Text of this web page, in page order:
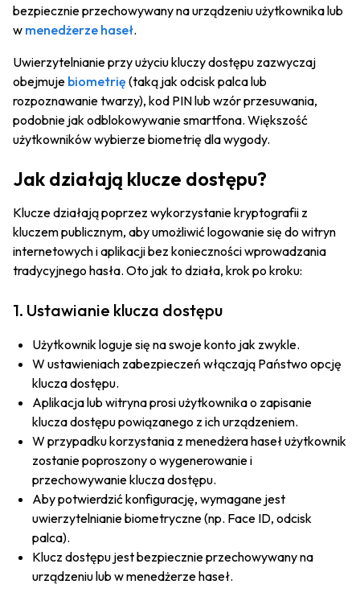
bezpiecznie przechowywany na urządzeniu użytkownika lub
w menedżerze haseł.
Uwierzytelnianie przy użyciu kluczy dostępu zazwyczaj
obejmuje biometrię (taką jak odcisk palca lub
rozpoznawanie twarzy), kod PIN lub wzór przesuwania,
podobnie jak odblokowywanie smartfona. Większość
użytkowników wybierze biometrię dla wygody.
Jak działają klucze dostępu?
Klucze działają poprzez wykorzystanie kryptografii z
kluczem publicznym, aby umożliwić logowanie się do witryn
internetowych i aplikacji bez konieczności wprowadzania
tradycyjnego hasła. Oto jak to działa, krok po kroku:
1. Ustawianie klucza dostępu
Użytkownik loguje się na swoje konto jak zwykle.
W ustawieniach zabezpieczeń włączają Państwo opcję
klucza dostępu.
Aplikacja lub witryna prosi użytkownika o zapisanie
klucza dostępu powiązanego z ich urządzeniem.
W przypadku korzystania z menedżera haseł użytkownik
zostanie poproszony o wygenerowanie i
przechowywanie klucza dostępu.
Aby potwierdzić konfigurację, wymagane jest
uwierzytelnianie biometryczne (np. Face ID, odcisk
palca).
Klucz dostępu jest bezpiecznie przechowywany na
urządzeniu lub w menedżerze haseł.